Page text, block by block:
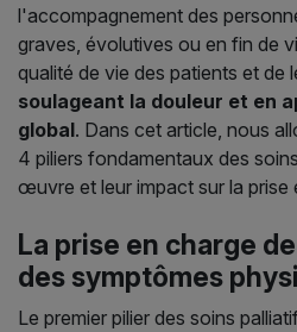
l'accompagnement des
graves, évolutives ou en fin de
qualité de vie des patients et de
soulageant la douleur et en
global. Dans cet article, nous
4 piliers fondamentaux des
œuvre et leur impact sur la prise
La prise en charge
des symptômes
Le premier pilier des soins